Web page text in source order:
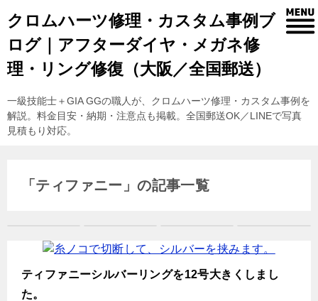
クロムハーツ修理・カスタム事例ブ
ログ｜アフターダイヤ・メガネ修
理・リング修復（大阪／全国郵送）
一級技能士＋GIA GGの職人が、クロムハーツ修理・カスタム事例を
解説。料金目安・納期・注意点も掲載。全国郵送OK／LINEで写真
見積もり対応。
「ティファニー」の記事一覧
ティファニーシルバーリングを12号大きくしまし
た。